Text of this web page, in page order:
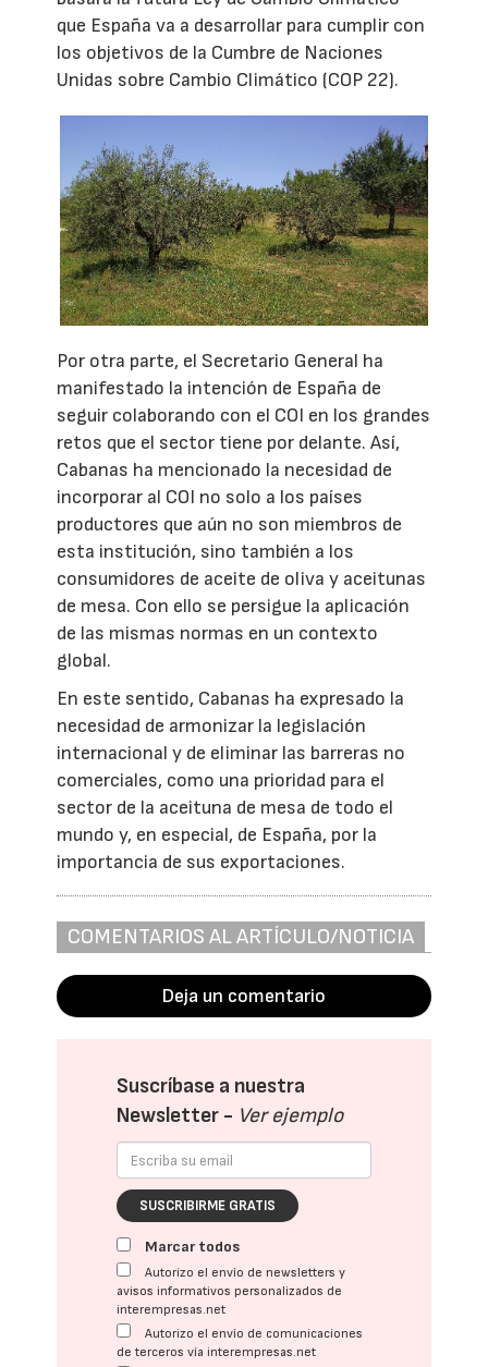
que España va a desarrollar para cumplir con
los objetivos de la Cumbre de Naciones
Unidas sobre Cambio Climático (COP 22).
Por otra parte, el Secretario General ha
manifestado la intención de España de
seguir colaborando con el COI en los grandes
retos que el sector tiene por delante. Así,
Cabanas ha mencionado la necesidad de
incorporar al COI no solo a los países
productores que aún no son miembros de
esta institución, sino también a los
consumidores de aceite de oliva y aceitunas
de mesa. Con ello se persigue la aplicación
de las mismas normas en un contexto
global.
En este sentido, Cabanas ha expresado la
necesidad de armonizar la legislación
internacional y de eliminar las barreras no
comerciales, como una prioridad para el
sector de la aceituna de mesa de todo el
mundo y, en especial, de España, por la
importancia de sus exportaciones.
COMENTARIOS AL ARTÍCULO/NOTICIA
Deja un comentario
Suscríbase a nuestra
Newsletter - Ver ejemplo
SUSCRIBIRME GRATIS
Marcar todos
Autorizo el envío de newsletters y
avisos informativos personalizados de
interempresas.net
Autorizo el envío de comunicaciones
de terceros vía interempresas.net